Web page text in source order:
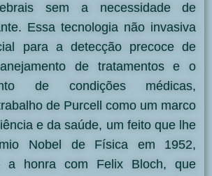
sem a necessidade de
Essa tecnologia não invasiva
para a detecção precoce de
de tratamentos e o
de condições médicas,
de Purcell como um marco
e da saúde, um feito que lhe
Nobel de Física em 1952,
a honra com Felix Bloch, que